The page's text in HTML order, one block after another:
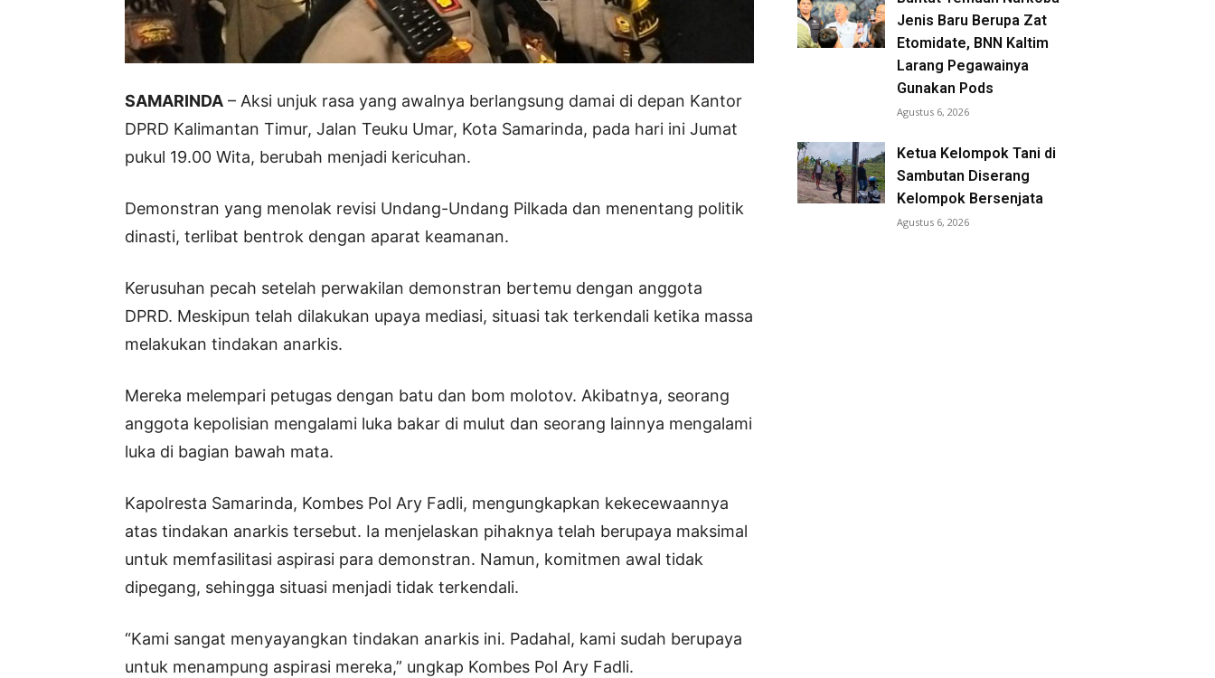
SAMARINDA – Aksi unjuk rasa yang awalnya berlangsung damai di depan Kantor
DPRD Kalimantan Timur, Jalan Teuku Umar, Kota Samarinda, pada hari ini Jumat
pukul 19.00 Wita, berubah menjadi kericuhan.
Demonstran yang menolak revisi Undang-Undang Pilkada dan menentang politik
dinasti, terlibat bentrok dengan aparat keamanan.
Kerusuhan pecah setelah perwakilan demonstran bertemu dengan anggota
DPRD. Meskipun telah dilakukan upaya mediasi, situasi tak terkendali ketika massa
melakukan tindakan anarkis.
Mereka melempari petugas dengan batu dan bom molotov. Akibatnya, seorang
anggota kepolisian mengalami luka bakar di mulut dan seorang lainnya mengalami
luka di bagian bawah mata.
Kapolresta Samarinda, Kombes Pol Ary Fadli, mengungkapkan kekecewaannya
atas tindakan anarkis tersebut. Ia menjelaskan pihaknya telah berupaya maksimal
untuk memfasilitasi aspirasi para demonstran. Namun, komitmen awal tidak
dipegang, sehingga situasi menjadi tidak terkendali.
“Kami sangat menyayangkan tindakan anarkis ini. Padahal, kami sudah berupaya
untuk menampung aspirasi mereka,” ungkap Kombes Pol Ary Fadli.
Jenis Baru Berupa Zat
Etomidate, BNN Kaltim
Larang Pegawainya
Gunakan Pods
Agustus 6, 2026
Ketua Kelompok Tani di
Sambutan Diserang
Kelompok Bersenjata
Agustus 6, 2026